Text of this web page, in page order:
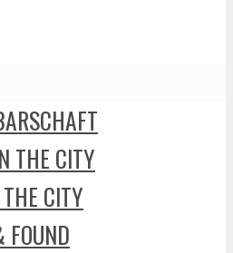
THE CITY
CITY
FOUND